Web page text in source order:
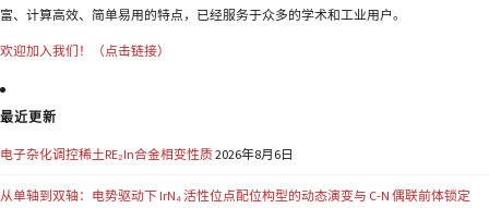
富、计算高效、简单易用的特点，已经服务于众多的学术和工业用户。
欢迎加入我们！（点击链接）
最近更新
电子杂化调控稀土RE₂In合金相变性质2026年8月6日
从单轴到双轴：电势驱动下 IrN₄ 活性位点配位构型的动态演变与 C-N 偶联前体锁定